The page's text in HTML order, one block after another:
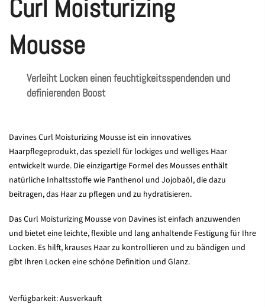
Curl Moisturizing
Mousse
Verleiht Locken einen feuchtigkeitsspendenden und
definierenden Boost
Davines Curl Moisturizing Mousse ist ein innovatives
Haarpflegeprodukt, das speziell für lockiges und welliges Haar
entwickelt wurde. Die einzigartige Formel des Mousses enthält
natürliche Inhaltsstoffe wie Panthenol und Jojobaöl, die dazu
beitragen, das Haar zu pflegen und zu hydratisieren.
Das Curl Moisturizing Mousse von Davines ist einfach anzuwenden
und bietet eine leichte, flexible und lang anhaltende Festigung für Ihre
Locken. Es hilft, krauses Haar zu kontrollieren und zu bändigen und
gibt Ihren Locken eine schöne Definition und Glanz.
Verfügbarkeit:Ausverkauft